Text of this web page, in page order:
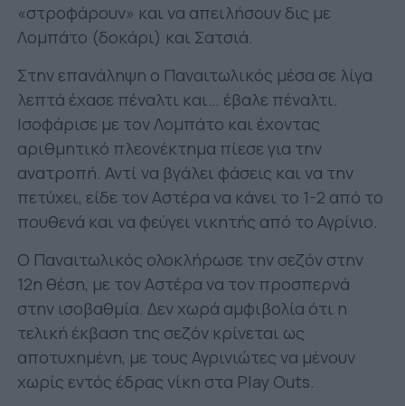
«στροφάρουν» και να απειλήσουν δις με
Λομπάτο (δοκάρι) και Σατσιά.
Στην επανάληψη ο Παναιτωλικός μέσα σε λίγα
λεπτά έχασε πέναλτι και… έβαλε πέναλτι.
Ισοφάρισε με τον Λομπάτο και έχοντας
αριθμητικό πλεονέκτημα πίεσε για την
ανατροπή. Αντί να βγάλει φάσεις και να την
πετύχει, είδε τον Αστέρα να κάνει το 1-2 από το
πουθενά και να φεύγει νικητής από το Αγρίνιο.
Ο Παναιτωλικός ολοκλήρωσε την σεζόν στην
12η θέση, με τον Αστέρα να τον προσπερνά
στην ισοβαθμία. Δεν χωρά αμφιβολία ότι η
τελική έκβαση της σεζόν κρίνεται ως
αποτυχημένη, με τους Αγρινιώτες να μένουν
χωρίς εντός έδρας νίκη στα Play Outs.